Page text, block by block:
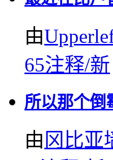
由
65注释/新
所以那个倒
由 冈比亚